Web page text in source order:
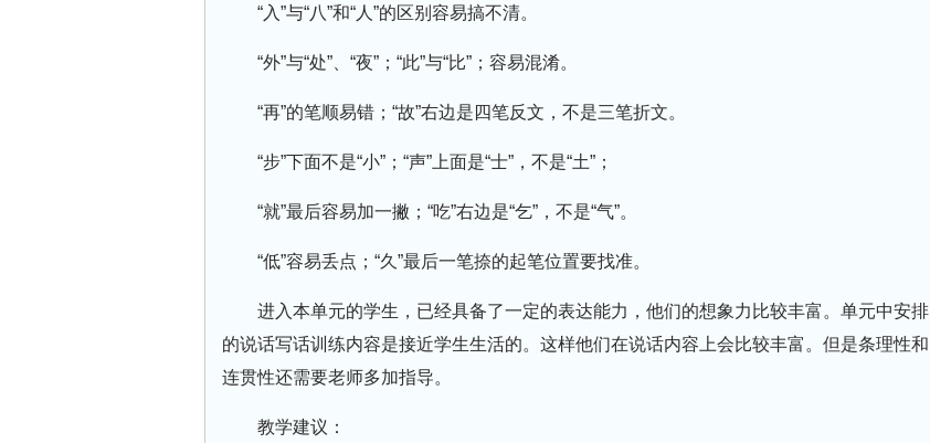
“入”与“八”和“人”的区别容易搞不清。
“外”与“处”、“夜”；“此”与“比”；容易混淆。
“再”的笔顺易错；“故”右边是四笔反文，不是三笔折文。
“步”下面不是“小”；“声”上面是“士”，不是“土”；
“就”最后容易加一撇；“吃”右边是“乞”，不是“气”。
“低”容易丢点；“久”最后一笔捺的起笔位置要找准。
进入本单元的学生，已经具备了一定的表达能力，他们的想象力比较丰富。单元中安排
的说话写话训练内容是接近学生生活的。这样他们在说话内容上会比较丰富。但是条理性和
连贯性还需要老师多加指导。
教学建议：